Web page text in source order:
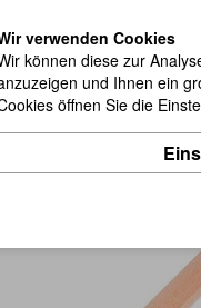
verwenden Cookies
können diese zur
und Ihnen ein
öffnen Sie die